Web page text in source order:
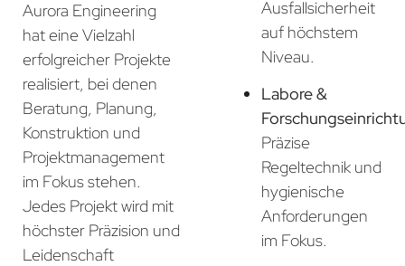
Aurora Engineering
hat eine Vielzahl
erfolgreicher Projekte
realisiert, bei denen
Beratung, Planung,
Konstruktion und
Projektmanagement
im Fokus stehen.
Jedes Projekt wird mit
höchster Präzision und
Leidenschaft
Ausfallsicherheit
auf höchstem
Niveau.
Labore &
Präzise
Regeltechnik und
hygienische
Anforderungen
im Fokus.